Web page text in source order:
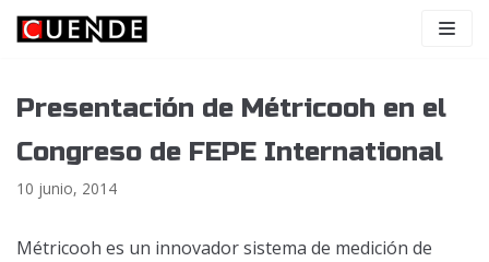
Saltar
Presentación de Métricooh en el
Congreso de FEPE International
10 junio, 2014
Métricooh es un innovador sistema de medición de